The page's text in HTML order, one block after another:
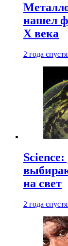
нашел
X века
2 года спустя
на свет
2 года спустя